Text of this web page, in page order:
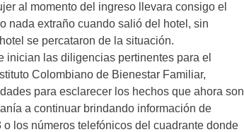
al momento del ingreso llevara consigo el
nada extraño cuando salió del hotel, sin
se percataron de la situación.
inician las diligencias pertinentes para el
Colombiano de Bienestar Familiar,
para esclarecer los hechos que ahora son
a continuar brindando información de
los números telefónicos del cuadrante donde